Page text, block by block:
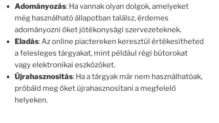
Adományozás: Ha vannak olyan dolgok, amelyeket
még használható állapotban találsz, érdemes
adományozni őket jótékonysági szervezeteknek.
Eladás: Az online piactereken keresztül értékesítheted
a felesleges tárgyakat, mint például régi bútorokat
vagy elektronikai eszközöket.
Újrahasznosítás: Ha a tárgyak már nem használhatóak,
próbáld meg őket újrahasznosítani a megfelelő
helyeken.